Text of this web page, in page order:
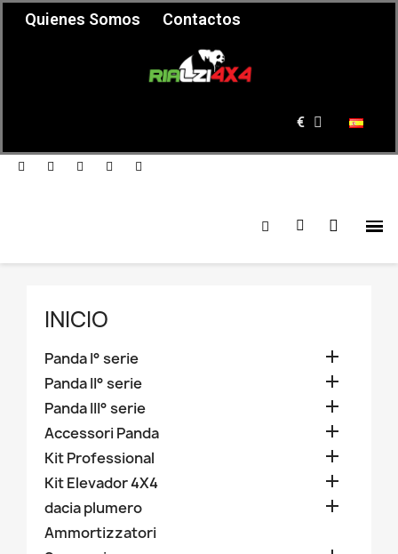
Quienes Somos Contactos
€
INICIO
Panda I° serie 
Panda II° serie 
Panda III° serie 
Accessori Panda 
Kit Professional 
Kit Elevador 4X4 
dacia plumero 
Ammortizzatori